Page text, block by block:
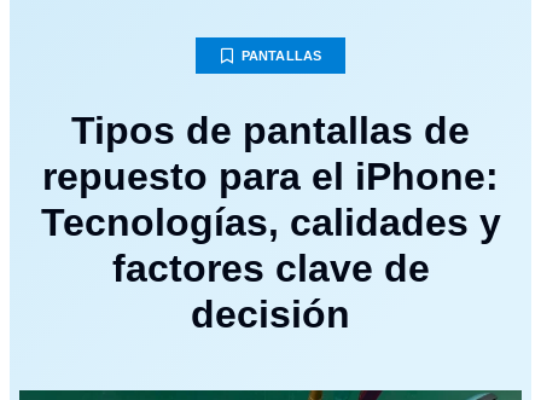
PANTALLAS
Tipos de pantallas de
repuesto para el iPhone:
Tecnologías, calidades y
factores clave de
decisión